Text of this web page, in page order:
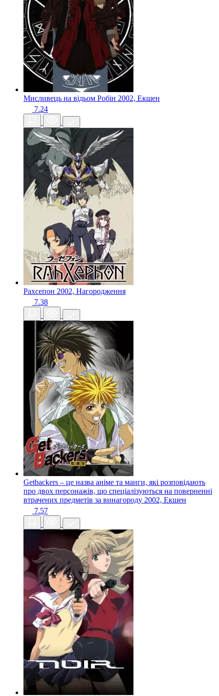
Мисливець на відьом Робін 2002, Екшен
7.24
Рахсепон 2002, Нагородження
7.38
Getbackers – це назва аніме та манги, які розповідають
про двох персонажів, що спеціалізуються на поверненні
втрачених предметів за винагороду 2002, Екшен
7.57